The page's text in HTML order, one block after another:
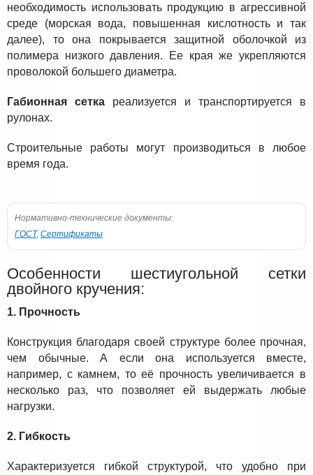
необходимость использовать продукцию в агрессивной
среде (морская вода, повышенная кислотность и так
далее), то она покрывается защитной оболочкой из
полимера низкого давления. Ее края же укрепляются
проволокой большего диаметра.
Габионная сетка реализуется и транспортируется в
рулонах.
Строительные работы могут производиться в любое
время года.
Нормативно-технические документы:
ГОСТ, Сертификаты
Особенности шестиугольной сетки
двойного кручения:
1. Прочность
Конструкция благодаря своей структуре более прочная,
чем обычные. А если она используется вместе,
например, с камнем, то её прочность увеличивается в
несколько раз, что позволяет ей выдержать любые
нагрузки.
2. Гибкость
Характеризуется гибкой структурой, что удобно при